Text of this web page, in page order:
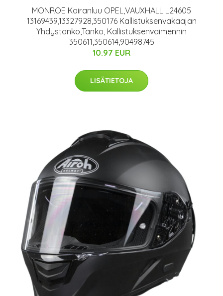
MONROE Koiranluu OPEL,VAUXHALL L24605
13169439,13327928,350176 Kallistuksenvakaajan
Yhdystanko,Tanko, Kallistuksenvaimennin
350611,350614,90498745
10.97 EUR
LISÄTIETOJA